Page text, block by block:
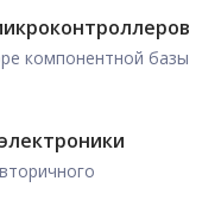
компонентной базы